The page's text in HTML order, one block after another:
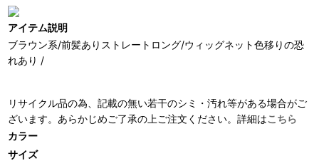
アイテム説明
ブラウン系/前髪ありストレートロング/ウィッグネット色移りの恐
れあり /
リサイクル品の為、記載の無い若干のシミ・汚れ等がある場合がご
ざいます。あらかじめご了承の上ご注文ください。詳細はこちら
カラー
サイズ